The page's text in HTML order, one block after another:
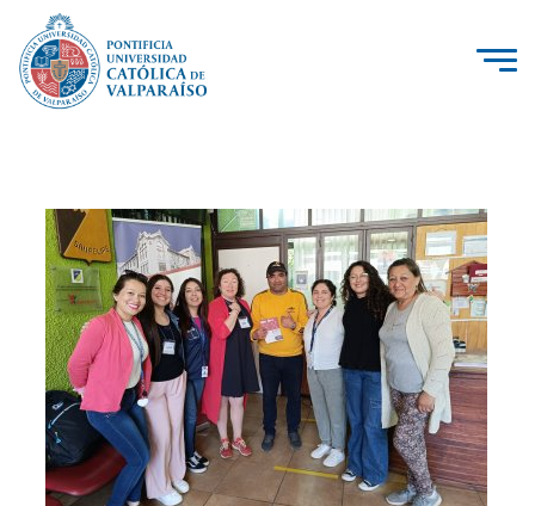
PUCV Internacional
Vinculación con el Medio
Admisión
Pregrado
Postgrado